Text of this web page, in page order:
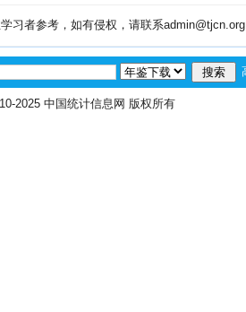
习者参考，如有侵权，请联系admin@tjcn.org
2025 中国统计信息网 版权所有